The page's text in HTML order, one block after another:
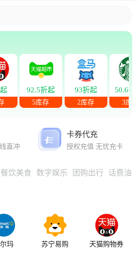
92.5折起
5库存
93折起
2库存
50.66
3库
直冲
卡券代充
授权充值 无忧充卡
餐饮美食 数字娱乐 团购出行 话费油
玛 苏宁易购 天猫购物券